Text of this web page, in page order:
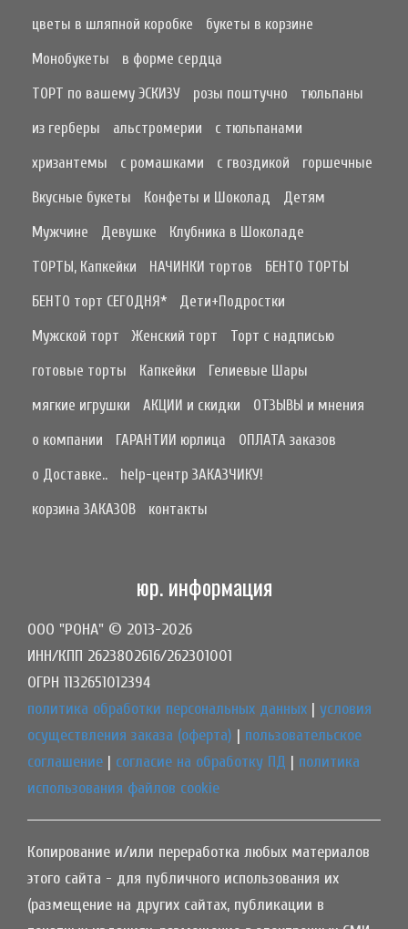
цветы в шляпной коробке
букеты в корзине
Монобукеты
в форме сердца
ТОРТ по вашему ЭСКИЗУ
розы поштучно
тюльпаны
из герберы
альстромерии
с тюльпанами
хризантемы
с ромашками с гвоздикой
горшечные
Вкусные букеты
Конфеты и Шоколад
Детям
Мужчине
Девушке
Клубника в Шоколаде
ТОРТЫ, Капкейки
НАЧИНКИ тортов
БЕНТО ТОРТЫ
БЕНТО торт СЕГОДНЯ*
Дети+Подростки
Мужской торт
Женский торт
Торт с надписью
готовые торты
Капкейки
Гелиевые Шары
мягкие игрушки
АКЦИИ и скидки
ОТЗЫВЫ и мнения
о компании
ГАРАНТИИ юрлица
ОПЛАТА заказов
о Доставке..
help-центр ЗАКАЗЧИКУ!
корзина ЗАКАЗОВ
контакты
юр. информация
ООО "РОНА" © 2013-2026
ИНН/КПП 2623802616/262301001
ОГРН 1132651012394
политика обработки персональных данных | условия
осуществления заказа (оферта) | пользовательское
соглашение | согласие на обработку ПД | политика
использования файлов cookie
Копирование и/или переработка любых материалов
этого сайта - для публичного использования их
(размещение на других сайтах, публикации в